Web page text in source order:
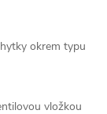
okrem typu
vložkou